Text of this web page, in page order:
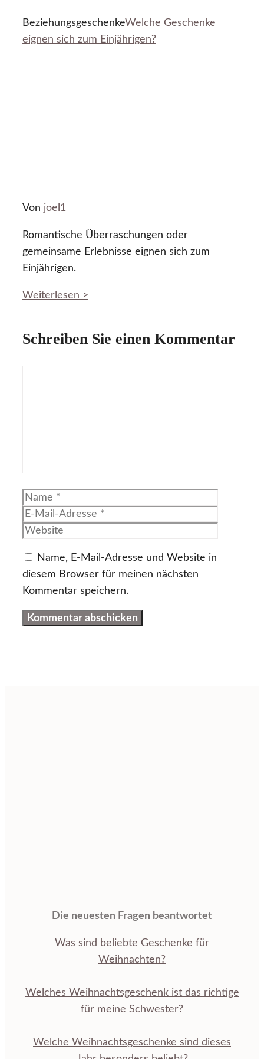
BeziehungsgeschenkeWelche Geschenke
eignen sich zum Einjährigen?
Von joel1
Romantische Überraschungen oder
gemeinsame Erlebnisse eignen sich zum
Einjährigen.
Weiterlesen >
Schreiben Sie einen Kommentar
Name
Name, E-Mail-Adresse und Website in
diesem Browser für meinen nächsten
Kommentar speichern.
Die neuesten Fragen beantwortet
Was sind beliebte Geschenke für
Weihnachten?
Welches Weihnachtsgeschenk ist das richtige
für meine Schwester?
Welche Weihnachtsgeschenke sind dieses